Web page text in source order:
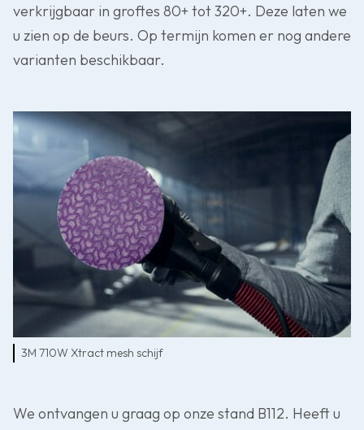
verkrijgbaar in groftes 80+ tot 320+. Deze laten we
u zien op de beurs. Op termijn komen er nog andere
varianten beschikbaar.
3M 710W Xtract mesh schijf
We ontvangen u graag op onze stand B112. Heeft u